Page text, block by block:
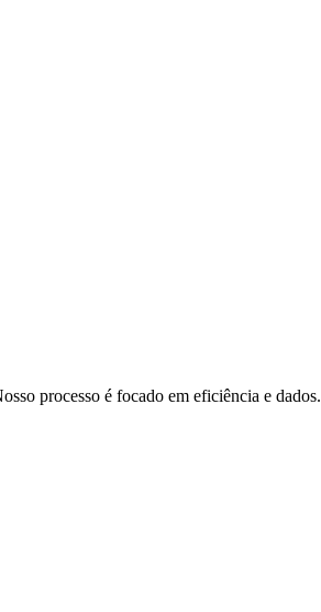
processo é focado em eficiência e dados.